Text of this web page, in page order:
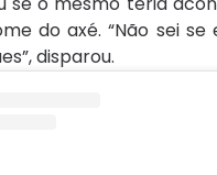
do axé. “Não sei
disparou.